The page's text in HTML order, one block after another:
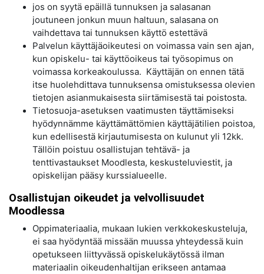
jos on syytä epäillä tunnuksen ja salasanan
joutuneen jonkun muun haltuun, salasana on
vaihdettava tai tunnuksen käyttö estettävä
Palvelun käyttäjäoikeutesi on voimassa vain sen ajan,
kun opiskelu- tai käyttöoikeus tai työsopimus on
voimassa korkeakoulussa. Käyttäjän on ennen tätä
itse huolehdittava tunnuksensa omistuksessa olevien
tietojen asianmukaisesta siirtämisestä tai poistosta.
Tietosuoja-asetuksen vaatimusten täyttämiseksi
hyödynnämme käyttämättömien käyttäjätilien poistoa,
kun edellisestä kirjautumisesta on kulunut yli 12kk.
Tällöin poistuu osallistujan tehtävä- ja
tenttivastaukset Moodlesta, keskusteluviestit, ja
opiskelijan pääsy kurssialueelle.
Osallistujan oikeudet ja velvollisuudet
Moodlessa
Oppimateriaalia, mukaan lukien verkkokeskusteluja,
ei saa hyödyntää missään muussa yhteydessä kuin
opetukseen liittyvässä opiskelukäytössä ilman
materiaalin oikeudenhaltijan erikseen antamaa